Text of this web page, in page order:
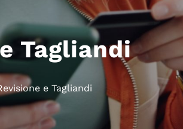
Tagliandi
e Tagliandi